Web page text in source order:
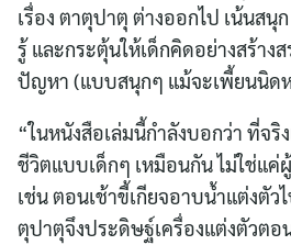
เรื่อง ตาตุปาตุ ต่างออกไป เน้นส
รู้ และกระตุ้นให้เด็กคิดอย่างสร้าง
ปัญหา (แบบสนุกๆ แม้จะเพี้ยนนิด
“ในหนังสือเล่มนี้กำลังบอกว่า ที่จ
ชีวิตแบบเด็กๆ เหมือนกัน ไม่ใช่แ
เช่น ตอนเช้าขี้เกียจอาบน้ำแต่งตัวไ
ตุปาตุจึงประดิษฐ์เครื่องแต่งตัวตอ